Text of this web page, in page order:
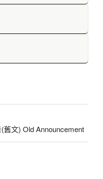
舊文) Old Announcement